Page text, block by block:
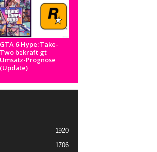
GTA 6-Hype: Take-
Two bekräftigt
Umsatz-Prognose
(Update)
1920
1706